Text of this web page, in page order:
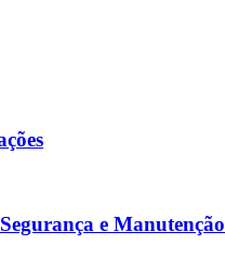
e Manutenção